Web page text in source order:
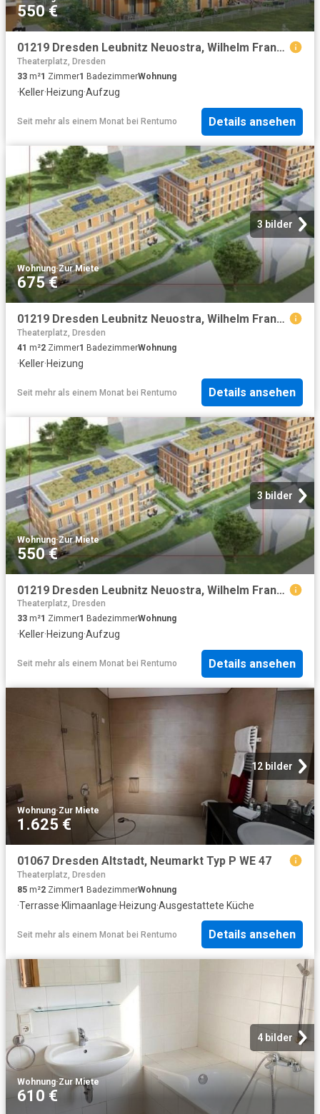
550 €
01219 Dresden Leubnitz Neuostra, Wilhelm Franke Straße 35 WE 41
Theaterplatz, Dresden
33 m²1 Zimmer1 BadezimmerWohnung
·Keller·Heizung·Aufzug
Seit mehr als einem Monat bei Rentumo Details ansehen
3 bilder
Wohnung·Zur Miete
675 €
01219 Dresden Leubnitz Neuostra, Wilhelm Franke Straße 35 WE 40
Theaterplatz, Dresden
41 m²2 Zimmer1 BadezimmerWohnung
·Keller·Heizung
Seit mehr als einem Monat bei Rentumo Details ansehen
3 bilder
Wohnung·Zur Miete
550 €
01219 Dresden Leubnitz Neuostra, Wilhelm Franke Straße 33a WE 23
Theaterplatz, Dresden
33 m²1 Zimmer1 BadezimmerWohnung
·Keller·Heizung·Aufzug
Seit mehr als einem Monat bei Rentumo Details ansehen
12 bilder
Wohnung·Zur Miete
1.625 €
01067 Dresden Altstadt, Neumarkt Typ P WE 47
Theaterplatz, Dresden
85 m²2 Zimmer1 BadezimmerWohnung
·Terrasse·Klimaanlage·Heizung·Ausgestattete Küche
Seit mehr als einem Monat bei Rentumo Details ansehen
4 bilder
Wohnung·Zur Miete
610 €